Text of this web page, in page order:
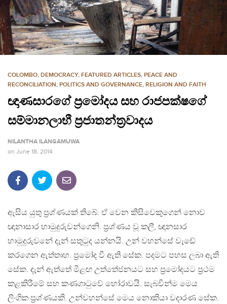
o
n
t
e
COLOMBO, DEMOCRACY, FEATURED ARTICLES, PEACE AND
RECONCILIATION, POLITICS AND GOVERNANCE, RELIGION AND FAITH
ඥාණසාරගේ ප්‍රමෝදය සහ රාජපක්ෂගේ
සම්මානලාභී ප්‍රජාතන්ත්‍රවාදය
NILANTHA ILANGAMUWA
on June 18, 2014
ඇසිය යුතු ප්‍රශ්ණයක් තිබේ. ඒ වෙන කිසිවෙකුගෙන් නොව
ඥානාසාර හාමුදුරුවන්ගෙනි. ප්‍රශ්ණය වූ කලී, ඥානසාර
හාමුදුරුවනේ දැන් සතුටුද යන්නයි. උන් වහන්සේ වැඩේ
කරගෙන ඇත්තාහ. ප්‍රමෝද වී ඇති සේක. පදමට පහස ලබා ඇති
සේක. දැන් ඇත්තේ මීළඟ උත්තේජනයට සහ ප්‍රමෝදයට ප්‍රථම
කළකිරීමේ සහ කණගාටුවේ හෝරාවයි. සැබවින්ම මෙය
ලිංගික ප්‍රශ්ණයකි. උන්වහන්සේ මෙය නොකියා වදාරණ සේක.